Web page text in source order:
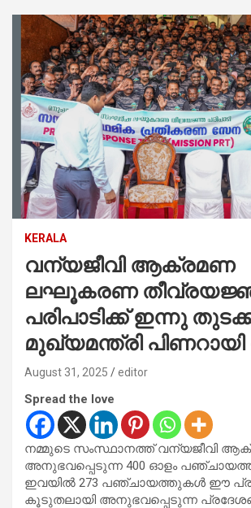
KERALA
വന്യജീവി ആക്രമണ
ലഘൂകരണ
പരിപാടിക്ക് ഇന്നു
മുഖ്യമന്ത്രി
August 31, 2025 editor
Spread the love
നമ്മുടെ സംസ്ഥാനത്ത് വന്യജീവി
അനുഭവപ്പെടുന്ന 400 ഓളം
ഇവയിൽ 273 പഞ്ചായത്തുകൾ ഈ
കൂടുതലായി അനുഭവപ്പെടുന്ന